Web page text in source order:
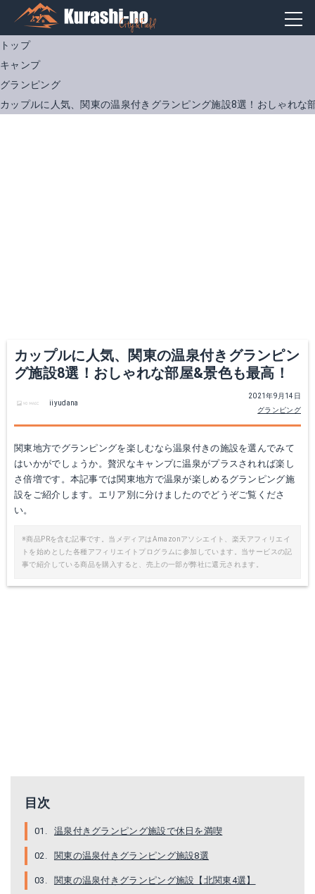
トップ
キャンプ
グランピング
カップルに人気、関東の温泉付きグランピング施設8選！おしゃれな
カップルに人気、関東の温泉付きグランピン
グ施設8選！おしゃれな部屋&景色も最高！
2021年9月14日
グランピング
iiyudana
関東地方でグランピングを楽しむなら温泉付きの施設を選んでみて
はいかがでしょうか。贅沢なキャンプに温泉がプラスされれば楽し
さ倍増です。本記事では関東地方で温泉が楽しめるグランピング施
設をご紹介します。エリア別に分けましたのでどうぞご覧くださ
い。
※商品PRを含む記事です。当メディアはAmazonアソシエイト、楽天アフィリエイ
トを始めとした各種アフィリエイトプログラムに参加しています。当サービスの記
事で紹介している商品を購入すると、売上の一部が弊社に還元されます。
目次
温泉付きグランピング施設で休日を満喫
関東の温泉付きグランピング施設8選
関東の温泉付きグランピング施設【北関東4選】